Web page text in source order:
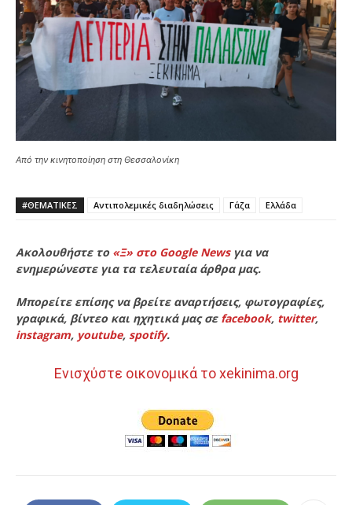
Από την κινητοποίηση στη Θεσσαλονίκη
#ΘΕΜΑΤΙΚΈΣ Αντιπολεμικές διαδηλώσεις Γάζα Ελλάδα
Ακολουθήστε το «Ξ» στο Google Newsγια να
ενημερώνεστε για τα τελευταία άρθρα μας.
Μπορείτε επίσης να βρείτε αναρτήσεις, φωτογραφίες,
γραφικά, βίντεο και ηχητικά μας σε facebook, twitter,
instagram, youtube, spotify.
Ενισχύστε οικονομικά το xekinima.org